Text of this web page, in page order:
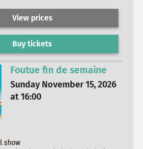
View prices
Buy tickets
Foutue fin de semaine
Sunday November 15, 2026
at 16:00
show